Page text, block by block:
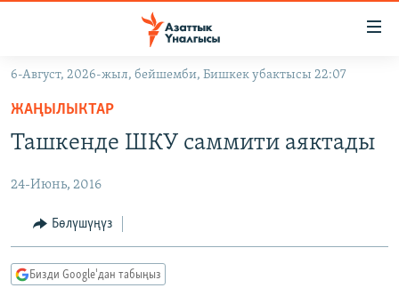
Навигацияга
өтүңүз
Издөөгө
салыңыз
САЯСАТ
ЭКОНОМИКА
ДҮЙНӨ
БОРБОР АЗИЯ
УКРАИНА
АТАЙЫН ИЛИКТӨӨ
БҮГҮН АЗАТТЫКТА
ПОДКАСТ
6-Август, 2026-жыл, бейшемби, Бишкек убактысы 22:07
ЖАҢЫЛЫКТАР
Ташкенде ШКУ саммити аяктады
24-Июнь, 2016
Бөлүшүңүз
Бизди Google'дан табыңыз